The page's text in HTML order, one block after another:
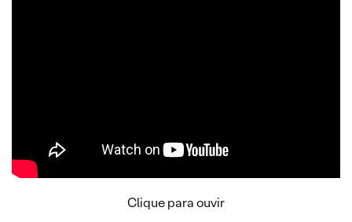
Clique para ouvir